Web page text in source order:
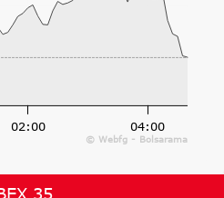
02:00 04:00
© Webfg - Bolsarama
35